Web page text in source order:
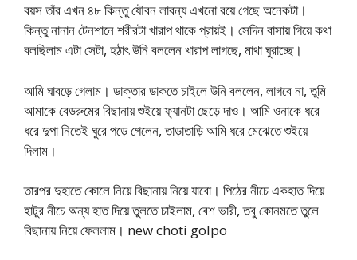
বয়স তাঁর এখন ৪৮ কিন্তু যৌবন লাবন্য এখনো রয়ে গেছে অনেকটা।
কিন্তু নানান টেনশানে শরীরটা খারাপ থাকে প্রায়ই। সেদিন বাসায় গিয়ে কথা
বলছিলাম এটা সেটা, হঠাৎ উনি বললেন খারাপ লাগছে, মাথা ঘুরাচ্ছে।
আমি ঘাবড়ে গেলাম। ডাক্তার ডাকতে চাইলে উনি বললেন, লাগবে না, তুমি
আমাকে বেডরুমের বিছানায় শুইয়ে ফ্যানটা ছেড়ে দাও। আমি ওনাকে ধরে
ধরে দুপা নিতেই ঘুরে পড়ে গেলেন, তাড়াতাড়ি আমি ধরে মেঝেতে শুইয়ে
দিলাম।
তারপর দুহাতে কোলে নিয়ে বিছানায় নিয়ে যাবো। পিঠের নীচে একহাত দিয়ে
হাটুর নীচে অন্য হাত দিয়ে তুলতে চাইলাম, বেশ ভারী, তবু কোনমতে তুলে
বিছানায় নিয়ে ফেললাম। new choti golpo